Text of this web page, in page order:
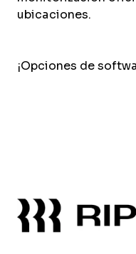
ubicaciones.
¡Opciones de